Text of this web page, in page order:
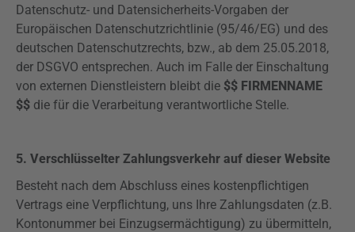
Datenschutz- und Datensicherheits-Vorgaben der
Europäischen Datenschutzrichtlinie (95/46/EG) und des
deutschen Datenschutzrechts, bzw., ab dem 25.05.2018,
der DSGVO entsprechen. Auch im Falle der Einschaltung
von externen Dienstleistern bleibt die $$ FIRMENNAME
$$ die für die Verarbeitung verantwortliche Stelle.
5. Verschlüsselter Zahlungsverkehr auf dieser Website
Besteht nach dem Abschluss eines kostenpflichtigen
Vertrags eine Verpflichtung, uns Ihre Zahlungsdaten (z.B.
Kontonummer bei Einzugsermächtigung) zu übermitteln,